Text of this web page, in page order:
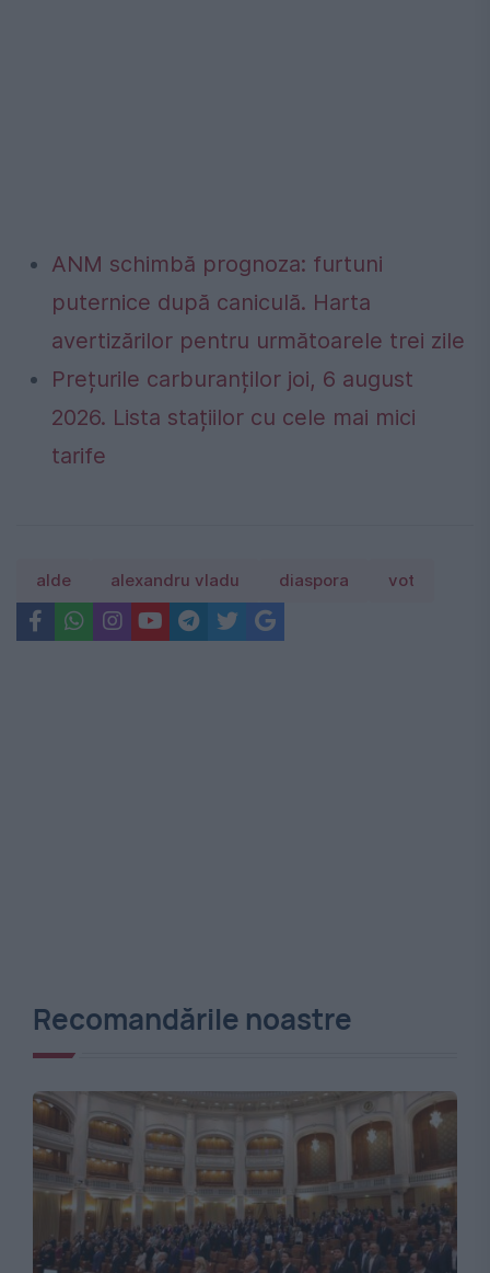
ANM schimbă prognoza: furtuni
puternice după caniculă. Harta
avertizărilor pentru următoarele trei zile
Prețurile carburanților joi, 6 august
2026. Lista stațiilor cu cele mai mici
tarife
alde alexandru vladu diaspora vot
Recomandările noastre